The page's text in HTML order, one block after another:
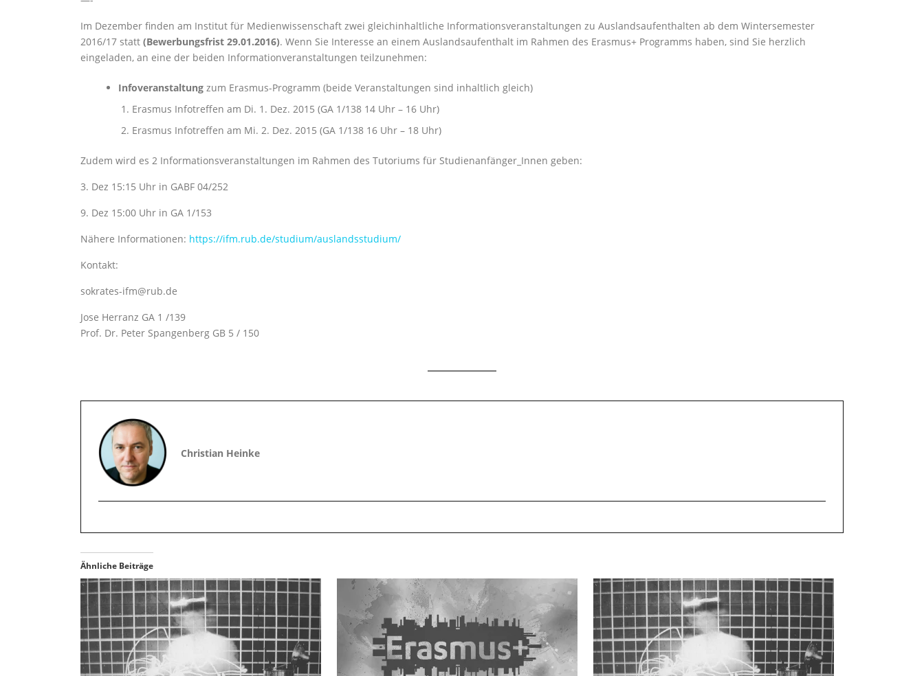
Im Dezember finden am Institut für Medienwissenschaft zwei gleichinhaltliche Informationsveranstaltungen zu Auslandsaufenthalten ab dem Wintersemester
2016/17 statt (Bewerbungsfrist 29.01.2016). Wenn Sie Interesse an einem Auslandsaufenthalt im Rahmen des Erasmus+ Programms haben, sind Sie herzlich
eingeladen, an eine der beiden Informationveranstaltungen teilzunehmen:
Infoveranstaltung zum Erasmus-Programm (beide Veranstaltungen sind inhaltlich gleich)
Erasmus Infotreffen am Di. 1. Dez. 2015 (GA 1/138 14 Uhr – 16 Uhr)
Erasmus Infotreffen am Mi. 2. Dez. 2015 (GA 1/138 16 Uhr – 18 Uhr)
Zudem wird es 2 Informationsveranstaltungen im Rahmen des Tutoriums für Studienanfänger_Innen geben:
3. Dez 15:15 Uhr in GABF 04/252
9. Dez 15:00 Uhr in GA 1/153
Nähere Informationen: https://ifm.rub.de/studium/auslandsstudium/
Kontakt:
sokrates-ifm@rub.de
Jose Herranz GA 1 /139
Prof. Dr. Peter Spangenberg GB 5 / 150
Christian Heinke
Ähnliche Beiträge